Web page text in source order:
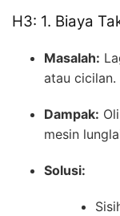
H3: 1. Biaya
Masalah:
atau cicilan.
Dampak:
mesin
Solusi: